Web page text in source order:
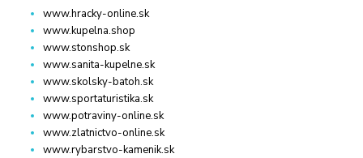
www.hracky-online.sk
www.kupelna.shop
www.stonshop.sk
www.sanita-kupelne.sk
www.skolsky-batoh.sk
www.sportaturistika.sk
www.potraviny-online.sk
www.zlatnictvo-online.sk
www.rybarstvo-kamenik.sk